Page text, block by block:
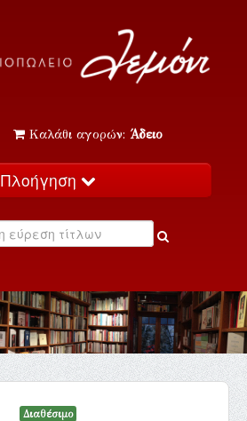
Καλάθι αγορών: Άδειο
Πλοήγηση
Διαθέσιμο